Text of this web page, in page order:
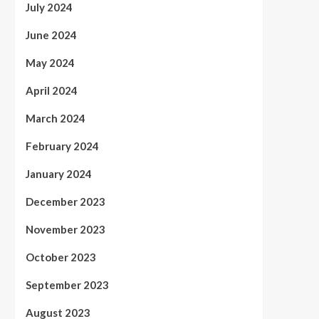
July 2024
June 2024
May 2024
April 2024
March 2024
February 2024
January 2024
December 2023
November 2023
October 2023
September 2023
August 2023